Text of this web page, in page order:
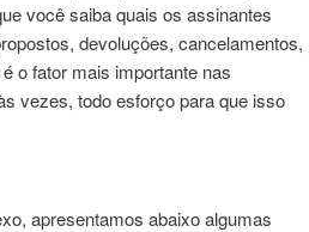
você saiba quais os assinantes
devoluções, cancelamentos,
o fator mais importante nas
vezes, todo esforço para que isso
apresentamos abaixo algumas